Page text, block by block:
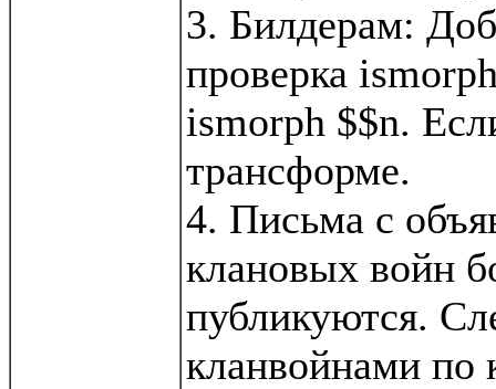
3. Билдерам:
проверка
ismorph $$n.
трансформе.
4. Письма с
клановых войн
публикуются.
кланвойнами по